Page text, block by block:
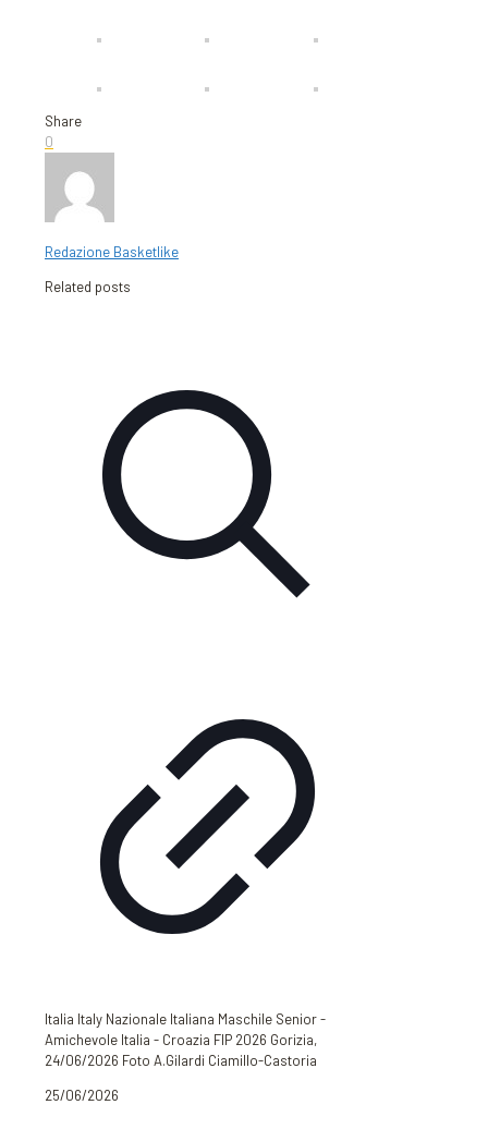
Share
0
Redazione Basketlike
Related posts
Italia Italy Nazionale Italiana Maschile Senior -
Amichevole Italia - Croazia FIP 2026 Gorizia,
24/06/2026 Foto A.Gilardi Ciamillo-Castoria
25/06/2026